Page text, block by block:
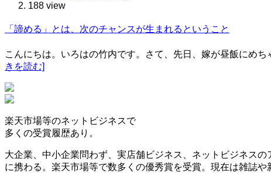
188 view
「諦める」とは、次のチャンスが生まれるということ
こんにちは。いろはの竹内です。さて、先日、嫁が昼飯にめ
きを読む]
楽天市場等のネットビジネスで
多くの受賞履歴あり。
大企業、中小企業問わず、実店舗ビジネス、ネットビジネス
に携わる。楽天市場等で数多くの優秀賞を受賞。現在は雑誌